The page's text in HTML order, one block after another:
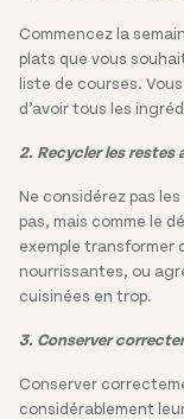
Commencez la
plats que vous
liste de courses.
d’avoir tous les
2. Recycler les restes
Ne considérez pas
pas, mais comme le
exemple transformer
nourrissantes, ou
cuisinées en trop.
3. Conserver
Conserver
considérablement